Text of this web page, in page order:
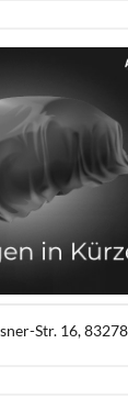
Str. 16,83278